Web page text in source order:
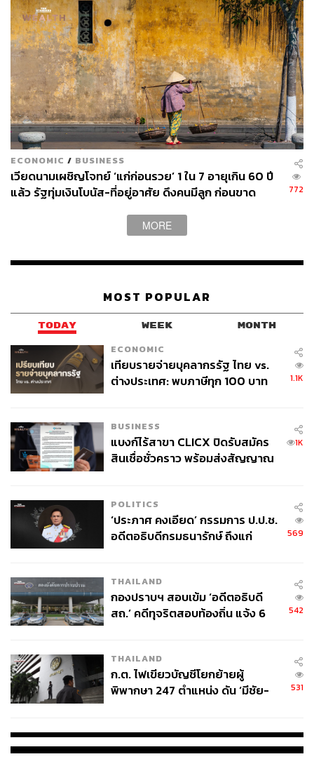
ECONOMIC / BUSINESS
เวียดนามเผชิญโจทย์ ‘แก่ก่อนรวย’ 1 ใน 7 อายุเกิน 60 ปี
แล้ว รัฐทุ่มเงินโบนัส-ที่อยู่อาศัย ดึงคนมีลูก ก่อนขาด
772
MORE
MOST POPULAR
TODAY WEEK MONTH
ECONOMIC
เทียบรายจ่ายบุคลากรรัฐ ไทย vs.
ต่างประเทศ: พบภาษีทุก 100 บาท
1.1K
BUSINESS
แบงก์ไร้สาขา CLICX ปิดรับสมัคร
สินเชื่อชั่วคราว พร้อมส่งสัญญาณ
1K
POLITICS
‘ประภาศ คงเอียด’ กรรมการ ป.ป.ช.
อดีตอธิบดีกรมธนารักษ์ ถึงแก่
569
THAILAND
กองปราบฯ สอบเข้ม ‘อดีตอธิบดี
สถ.’ คดีทุจริตสอบท้องถิ่น แจ้ง 6
542
THAILAND
ก.ต. ไฟเขียวบัญชีโยกย้ายผู้
พิพากษา 247 ตำแหน่ง ดัน ‘มีชัย-
531